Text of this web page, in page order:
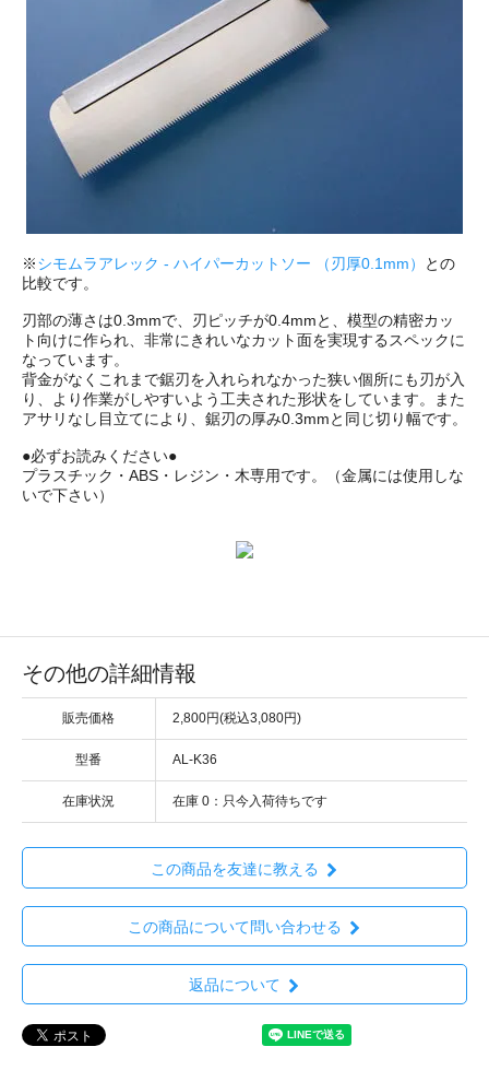
※シモムラアレック - ハイパーカットソー （刃厚0.1mm）
との
比較です。
刃部の薄さは0.3mmで、刃ピッチが0.4mmと、模型の精密カッ
ト向けに作られ、非常にきれいなカット面を実現するスペックに
なっています。
背金がなくこれまで鋸刃を入れられなかった狭い個所にも刃が入
り、より作業がしやすいよう工夫された形状をしています。また
アサリなし目立てにより、鋸刃の厚み0.3mmと同じ切り幅です。
●必ずお読みください●
プラスチック・ABS・レジン・木専用です。（金属には使用しな
いで下さい）
その他の詳細情報
販売価格 2,800円(税込3,080円)
型番 AL-K36
在庫状況 在庫 0：只今入荷待ちです
この商品を友達に教える
この商品について問い合わせる
返品について